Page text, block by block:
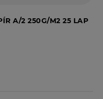
A/2 250G/M2 25 LAP